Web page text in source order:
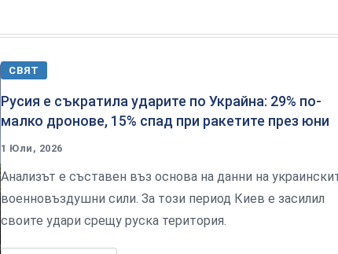
СВЯТ
Русия е съкратила ударите по Украйна: 29% по-
малко дронове, 15% спад при ракетите през юни
1 Юли, 2026
Анализът е съставен въз основа на данни на
военновъздушни сили. За този период Киев е засилил
своите удари срещу руска територия.